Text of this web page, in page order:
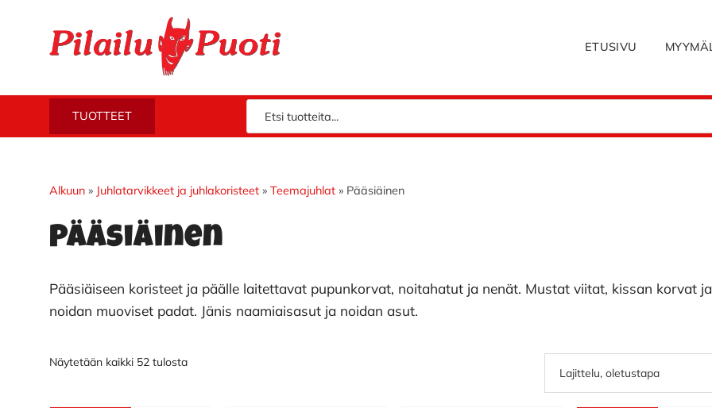
ensisijaiseen
valikkoon
pääsisältöön
ensisijaiseen
sivupalkkiin
alatunnisteeseen
Pilailupuoti
Piloilla
Klikkaa
tutustu
ETUSIVU
TUOTTEET
Alkuun» Juhlatarvikkeet ja juhlakoristeet» Teemajuhlat» Pääsiäinen
Pääsiäinen
Pääsiäiseen koristeet ja päälle laitettavat pupunkorvat, noitahatut ja nenät. Mustat viitat, kissan korvat ja
noidan muoviset padat. Jänis naamiaisasut ja noidan asut.
Näytetään kaikki 52 tulosta